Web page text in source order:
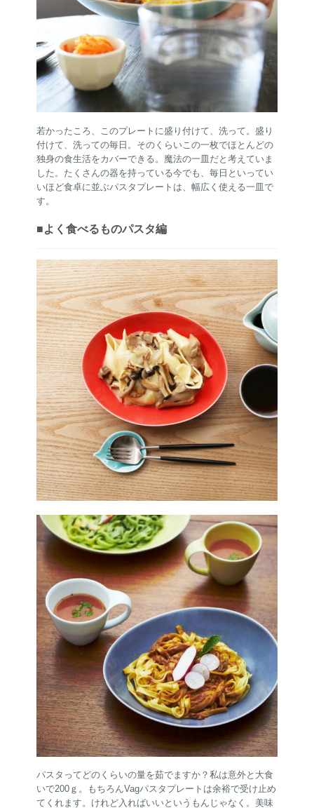
若かったころ、このプレートに盛り付けて、洗って。盛り
付けて、洗っての毎日。そのくらいこの一枚でほとんどの
独身の食生活をカバーできる。魔法の一皿だと考えていま
した。たくさんの器を持っている今でも、毎日といってい
いほど食卓に並ぶパスタプレートは、幅広く使える一皿で
す。
■よく食べるものパスタ編
パスタってどのくらいの量を茹でますか？私は意外と大食
いで200ｇ。もちろんVagパスタプレートは余裕で受け止め
てくれます。けれど入ればいいというもんじゃなく。美味